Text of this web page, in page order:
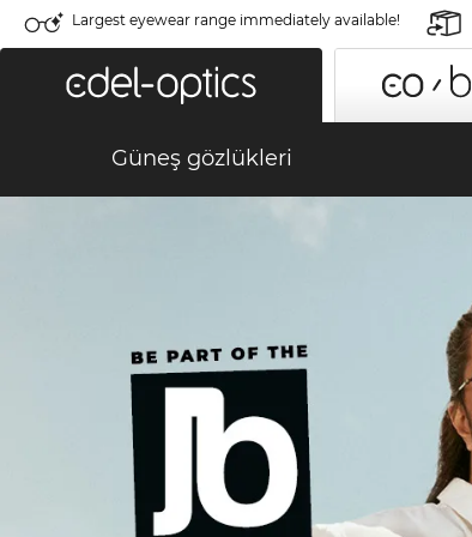
Largest eyewear range immediately available!
Güneş gözlükleri